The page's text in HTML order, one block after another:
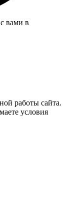
вами в
работы сайта.
условия